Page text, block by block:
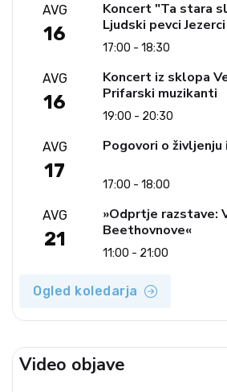
AVG
16
Koncert "Ta stara
Ljudski pevci Jezerci
17:00 - 18:30
AVG
16
Koncert iz sklopa
Prifarski muzikanti
19:00 - 20:30
AVG
17
Pogovori o življenju
17:00 - 18:00
AVG
21
»Odprtje razstave:
Beethovnove«
11:00 - 21:00
Ogled koledarja
Video objave